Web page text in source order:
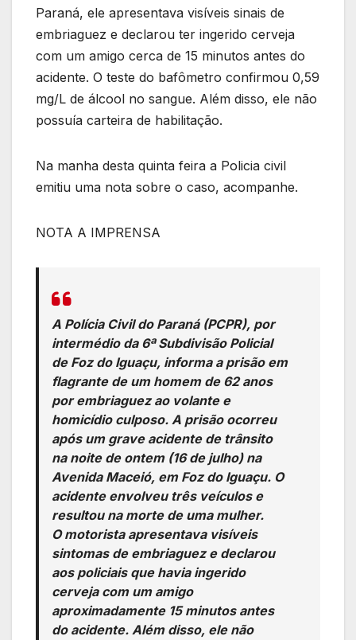
Paraná, ele apresentava visíveis sinais de
embriaguez e declarou ter ingerido cerveja
com um amigo cerca de 15 minutos antes do
acidente. O teste do bafômetro confirmou 0,59
mg/L de álcool no sangue. Além disso, ele não
possuía carteira de habilitação.
Na manha desta quinta feira a Policia civil
emitiu uma nota sobre o caso, acompanhe.
NOTA A IMPRENSA
A Polícia Civil do Paraná (PCPR), por
intermédio da 6ª Subdivisão Policial
de Foz do Iguaçu, informa a prisão em
flagrante de um homem de 62 anos
por embriaguez ao volante e
homicídio culposo. A prisão ocorreu
após um grave acidente de trânsito
na noite de ontem (16 de julho) na
Avenida Maceió, em Foz do Iguaçu. O
acidente envolveu três veículos e
resultou na morte de uma mulher.
O motorista apresentava visíveis
sintomas de embriaguez e declarou
aos policiais que havia ingerido
cerveja com um amigo
aproximadamente 15 minutos antes
do acidente. Além disso, ele não